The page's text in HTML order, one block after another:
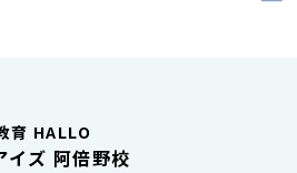
育 HALLO
イズ 阿倍野校